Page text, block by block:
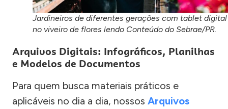
Jardineiros de diferentes gerações com tablet digital
no viveiro de flores lendo Conteúdo do Sebrae/PR.
Arquivos Digitais: Infográficos, Planilhas
e Modelos de Documentos
Para quem busca materiais práticos e
aplicáveis no dia a dia, nossos Arquivos